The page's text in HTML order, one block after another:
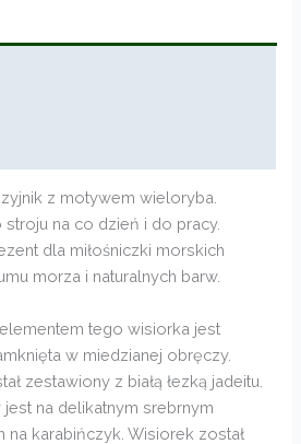
z motywem wieloryba.
na co dzień i do pracy.
dla miłośniczki morskich
morza i naturalnych barw.
tego wisiorka jest
w miedzianej obręczy.
zestawiony z białą łezką jadeitu.
na delikatnym srebrnym
na karabińczyk. Wisiorek został